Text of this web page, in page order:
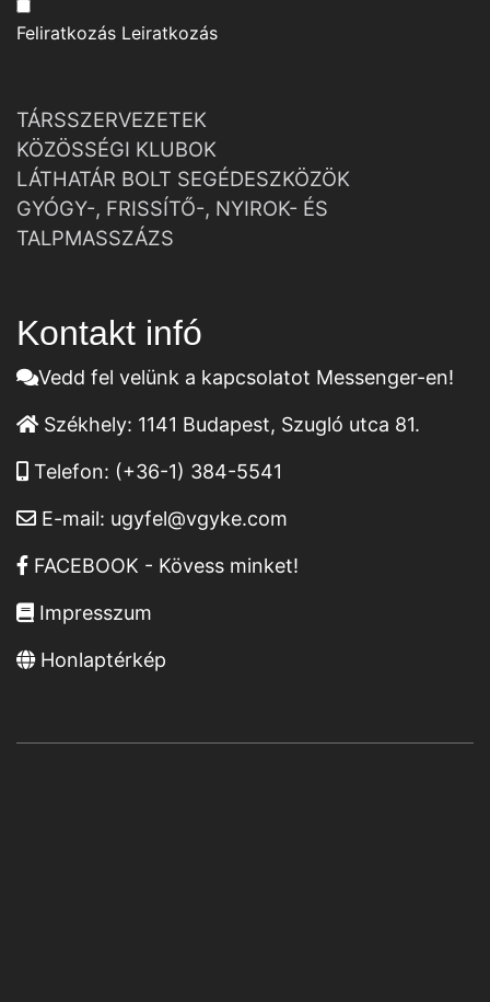
Feliratkozás Leiratkozás
TÁRSSZERVEZETEK
KÖZÖSSÉGI KLUBOK
LÁTHATÁR BOLT SEGÉDESZKÖZÖK
GYÓGY-, FRISSÍTŐ-, NYIROK- ÉS
TALPMASSZÁZS
Kontakt infó
Vedd fel velünk a kapcsolatot Messenger-en!
Székhely: 1141 Budapest, Szugló utca 81.
Telefon: (+36-1) 384-5541
E-mail: ugyfel@vgyke.com
FACEBOOK - Kövess minket!
Impresszum
Honlaptérkép